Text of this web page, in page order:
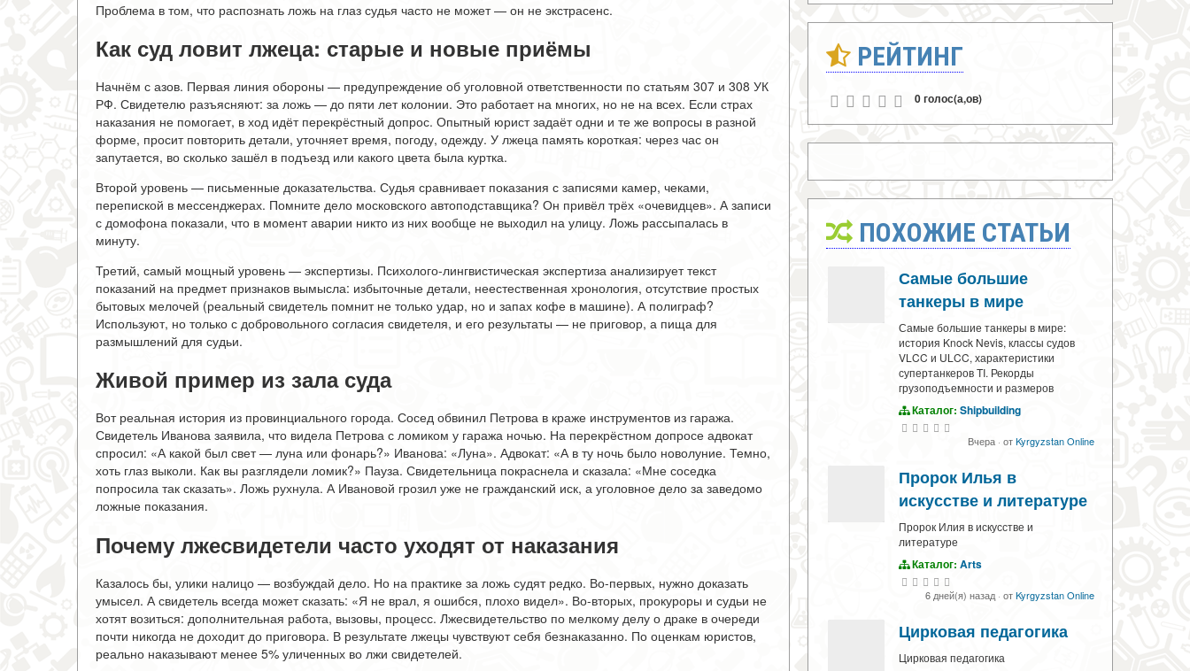
Проблема в том, что распознать ложь на глаз судья часто не может — он не экстрасенс.
Как суд ловит лжеца: старые и новые приёмы
Начнём с азов. Первая линия обороны — предупреждение об уголовной ответственности по статьям 307 и 308 УК
РФ. Свидетелю разъясняют: за ложь — до пяти лет колонии. Это работает на многих, но не на всех. Если страх
наказания не помогает, в ход идёт перекрёстный допрос. Опытный юрист задаёт одни и те же вопросы в разной
форме, просит повторить детали, уточняет время, погоду, одежду. У лжеца память короткая: через час он
запутается, во сколько зашёл в подъезд или какого цвета была куртка.
Второй уровень — письменные доказательства. Судья сравнивает показания с записями камер, чеками,
перепиской в мессенджерах. Помните дело московского автоподставщика? Он привёл трёх «очевидцев». А записи
с домофона показали, что в момент аварии никто из них вообще не выходил на улицу. Ложь рассыпалась в
минуту.
Третий, самый мощный уровень — экспертизы. Психолого-лингвистическая экспертиза анализирует текст
показаний на предмет признаков вымысла: избыточные детали, неестественная хронология, отсутствие простых
бытовых мелочей (реальный свидетель помнит не только удар, но и запах кофе в машине). А полиграф?
Используют, но только с добровольного согласия свидетеля, и его результаты — не приговор, а пища для
размышлений для судьи.
Живой пример из зала суда
Вот реальная история из провинциального города. Сосед обвинил Петрова в краже инструментов из гаража.
Свидетель Иванова заявила, что видела Петрова с ломиком у гаража ночью. На перекрёстном допросе адвокат
спросил: «А какой был свет — луна или фонарь?» Иванова: «Луна». Адвокат: «А в ту ночь было новолуние. Темно,
хоть глаз выколи. Как вы разглядели ломик?» Пауза. Свидетельница покраснела и сказала: «Мне соседка
попросила так сказать». Ложь рухнула. А Ивановой грозил уже не гражданский иск, а уголовное дело за заведомо
ложные показания.
Почему лжесвидетели часто уходят от наказания
Казалось бы, улики налицо — возбуждай дело. Но на практике за ложь судят редко. Во-первых, нужно доказать
умысел. А свидетель всегда может сказать: «Я не врал, я ошибся, плохо видел». Во-вторых, прокуроры и судьи не
хотят возиться: дополнительная работа, вызовы, процесс. Лжесвидетельство по мелкому делу о драке в очереди
почти никогда не доходит до приговора. В результате лжецы чувствуют себя безнаказанно. По оценкам юристов,
реально наказывают менее 5% уличенных во лжи свидетелей.
РЕЙТИНГ
0 голос(а,ов)
ПОХОЖИЕ СТАТЬИ
Самые большие
танкеры в мире
Самые большие танкеры в мире:
история Knock Nevis, классы судов
VLCC и ULCC, характеристики
супертанкеров TI. Рекорды
грузоподъемности и размеров
Каталог: Shipbuilding
Вчера · отKyrgyzstan Online
Пророк Илья в
искусстве и литературе
Пророк Илия в искусстве и
литературе
Каталог: Arts
6 дней(я) назад· отKyrgyzstan Online
Цирковая педагогика
Цирковая педагогика